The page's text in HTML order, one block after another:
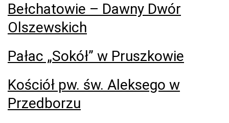
Bełchatowie – Dawny Dwór
Olszewskich
Pałac „Sokół” w Pruszkowie
Kościół pw. św. Aleksego w
Przedborzu